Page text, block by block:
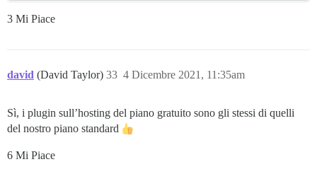
3 Mi Piace
david (David Taylor) 4 Dicembre 2021, 11:35am
33
Sì, i plugin sull’hosting del piano gratuito sono gli stessi di quelli
del nostro piano standard
6 Mi Piace